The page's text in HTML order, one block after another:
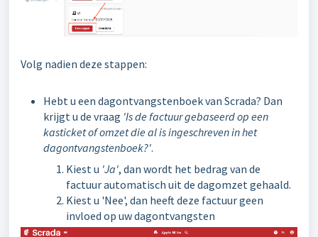
Volg nadien deze stappen:
Hebt u een dagontvangstenboek van Scrada? Dan
krijgt u de vraag 'Is de factuur gebaseerd op een
kasticket of omzet die al is ingeschreven in het
dagontvangstenboek?'.
Kiest u 'Ja', dan wordt het bedrag van de
factuur automatisch uit de dagomzet gehaald.
Kiest u 'Nee', dan heeft deze factuur geen
invloed op uw dagontvangsten